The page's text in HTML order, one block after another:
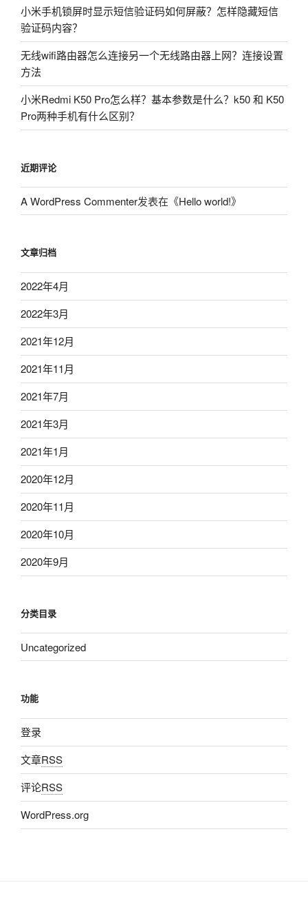
小米手机锁屏时显示短信验证码如何屏蔽？怎样隐藏短信
验证码内容？
无线wifi路由器怎么连接另一个无线路由器上网？连接设置
方法
小米Redmi K50 Pro怎么样？基本参数是什么？k50 和 K50
Pro两种手机有什么区别？
近期评论
A WordPress Commenter发表在《Hello world!》
文章归档
2022年4月
2022年3月
2021年12月
2021年11月
2021年7月
2021年3月
2021年1月
2020年12月
2020年11月
2020年10月
2020年9月
分类目录
Uncategorized
功能
登录
文章RSS
评论RSS
WordPress.org